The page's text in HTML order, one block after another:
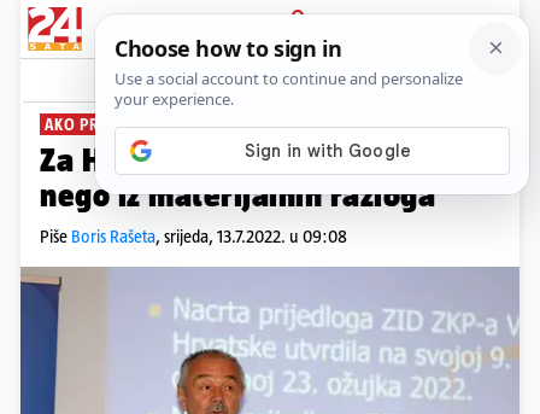
PRIJAVA
News Komentari
AKO PROĐE, PROĐE PLUS+
Za HDZ se ne glasa iz idejnih,
nego iz materijalnih razloga
Piše Boris Rašeta, srijeda, 13.7.2022. u 09:08